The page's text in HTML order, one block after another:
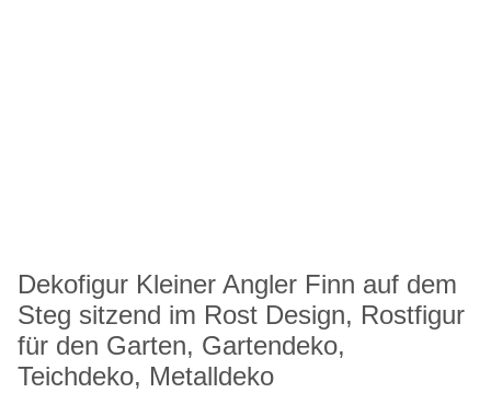
Dekofigur Kleiner Angler Finn auf dem
Steg sitzend im Rost Design, Rostfigur
für den Garten, Gartendeko,
Teichdeko, Metalldeko